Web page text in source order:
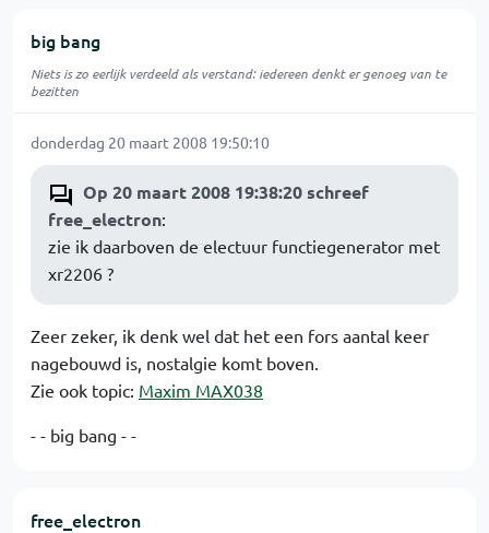
big bang
Niets is zo eerlijk verdeeld als verstand: iedereen denkt er genoeg van te
bezitten
donderdag 20 maart 2008 19:50:10
Op 20 maart 2008 19:38:20 schreef
free_electron:
zie ik daarboven de electuur functiegenerator met
xr2206 ?
Zeer zeker, ik denk wel dat het een fors aantal keer
nagebouwd is, nostalgie komt boven.
Zie ook topic: Maxim MAX038
- - big bang - -
free_electron